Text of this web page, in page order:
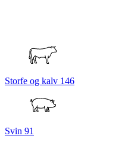
Storfe og kalv 146
Svin 91